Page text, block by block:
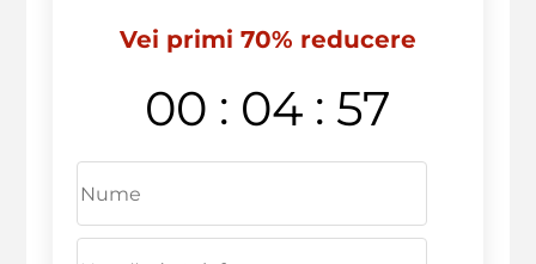
Vei primi 70% reducere
00 : 04 : 57